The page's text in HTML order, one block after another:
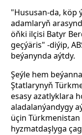
"Hususan-da, köp
adamlaryň
öňki ilçisi Batyr
geçýäris" -diýip,
beýanynda aýtdy.
Şeýle hem
Ştatlarynyň
esasy azatlyklara
aladalanýandygy
üçin Türkmenistan
hyzmatdaşlyga